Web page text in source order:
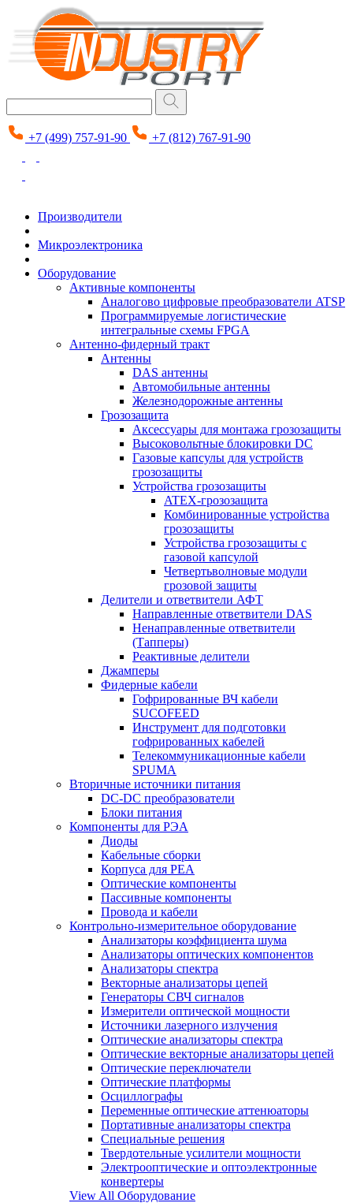
+7 (499) 757-91-90 +7 (812) 767-91-90
Производители
Микроэлектроника
Оборудование
Активные компоненты
Аналогово цифровые преобразователи ATSP
Программируемые логистические
интегральные схемы FPGA
Антенно-фидерный тракт
Антенны
DAS антенны
Автомобильные антенны
Железнодорожные антенны
Грозозащита
Аксессуары для монтажа грозозащиты
Высоковольтные блокировки DC
Газовые капсулы для устройств
грозозащиты
Устройства грозозащиты
ATEX-грозозащита
Комбинированные устройства
грозозащиты
Устройства грозозащиты с
газовой капсулой
Четвертьволновые модули
грозовой защиты
Делители и ответвители АФТ
Направленные ответвители DAS
Ненаправленные ответвители
(Тапперы)
Реактивные делители
Джамперы
Фидерные кабели
Гофрированные ВЧ кабели
SUCOFEED
Инструмент для подготовки
гофрированных кабелей
Телекоммуникационные кабели
SPUMA
Вторичные источники питания
DC-DC преобразователи
Блоки питания
Компоненты для РЭА
Диоды
Кабельные сборки
Корпуса для РЕА
Оптические компоненты
Пассивные компоненты
Провода и кабели
Контрольно-измерительное оборудование
Анализаторы коэффициента шума
Анализаторы оптических компонентов
Анализаторы спектра
Векторные анализаторы цепей
Генераторы СВЧ сигналов
Измерители оптической мощности
Источники лазерного излучения
Оптические анализаторы спектра
Оптические векторные анализаторы цепей
Оптические переключатели
Оптические платформы
Осциллографы
Переменные оптические аттенюаторы
Портативные анализаторы спектра
Специальные решения
Твердотельные усилители мощности
Электрооптические и оптоэлектронные
конвертеры
View All Оборудование